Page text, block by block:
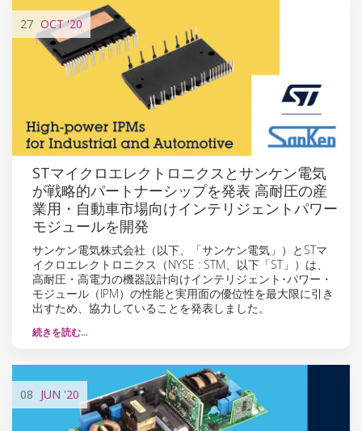
27 OCT'20
STマイクロエレクトロニクスとサンケン電気
が戦略的パートナーシップを発表 高耐圧の産
業用・自動車市場向けインテリジェントパワー
モジュールを開発
サンケン電気株式会社（以下、「サンケン電気」）とSTマ
イクロエレクトロニクス（NYSE : STM、以下「ST」）は、
高耐圧・高電力の機器設計向けインテリジェント･パワー・
モジュール（IPM）の性能と実用面の優位性を最大限に引き
出すため、協力していることを発表しました。
続きを読む…
08 JUN '20